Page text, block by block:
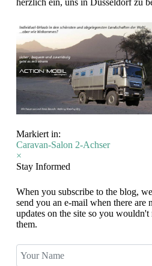
herzlich ein, uns in Düsseldorf zu
Markiert in:
Caravan-Salon 2-Achser
×
Stay Informed
When you subscribe to the blog,
send you an e-mail when there are
updates on the site so you wouldn't
them.
Your Name